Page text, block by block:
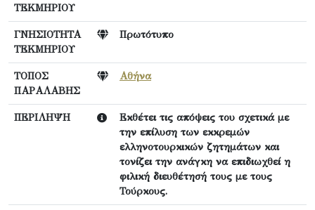
ΤΕΚΜΗΡΙΟΥ
ΓΝΗΣΙΟΤΗΤΑ
ΤΕΚΜΗΡΙΟΥ
Πρωτότυπο
ΤΟΠΟΣ
ΠΑΡΑΛΑΒΗΣ
Αθήνα
ΠΕΡΙΛΗΨΗ
Εκθέτει τις απόψεις του σχετικά με
την επίλυση των εκκρεμών
ελληνοτουρκικών ζητημάτων και
τονίζει την ανάγκη να επιδιωχθεί η
φιλική διευθέτησή τους με τους
Τούρκους.